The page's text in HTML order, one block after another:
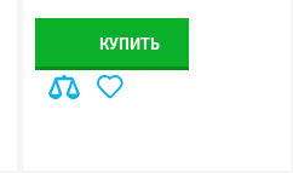
КУПИТЬ